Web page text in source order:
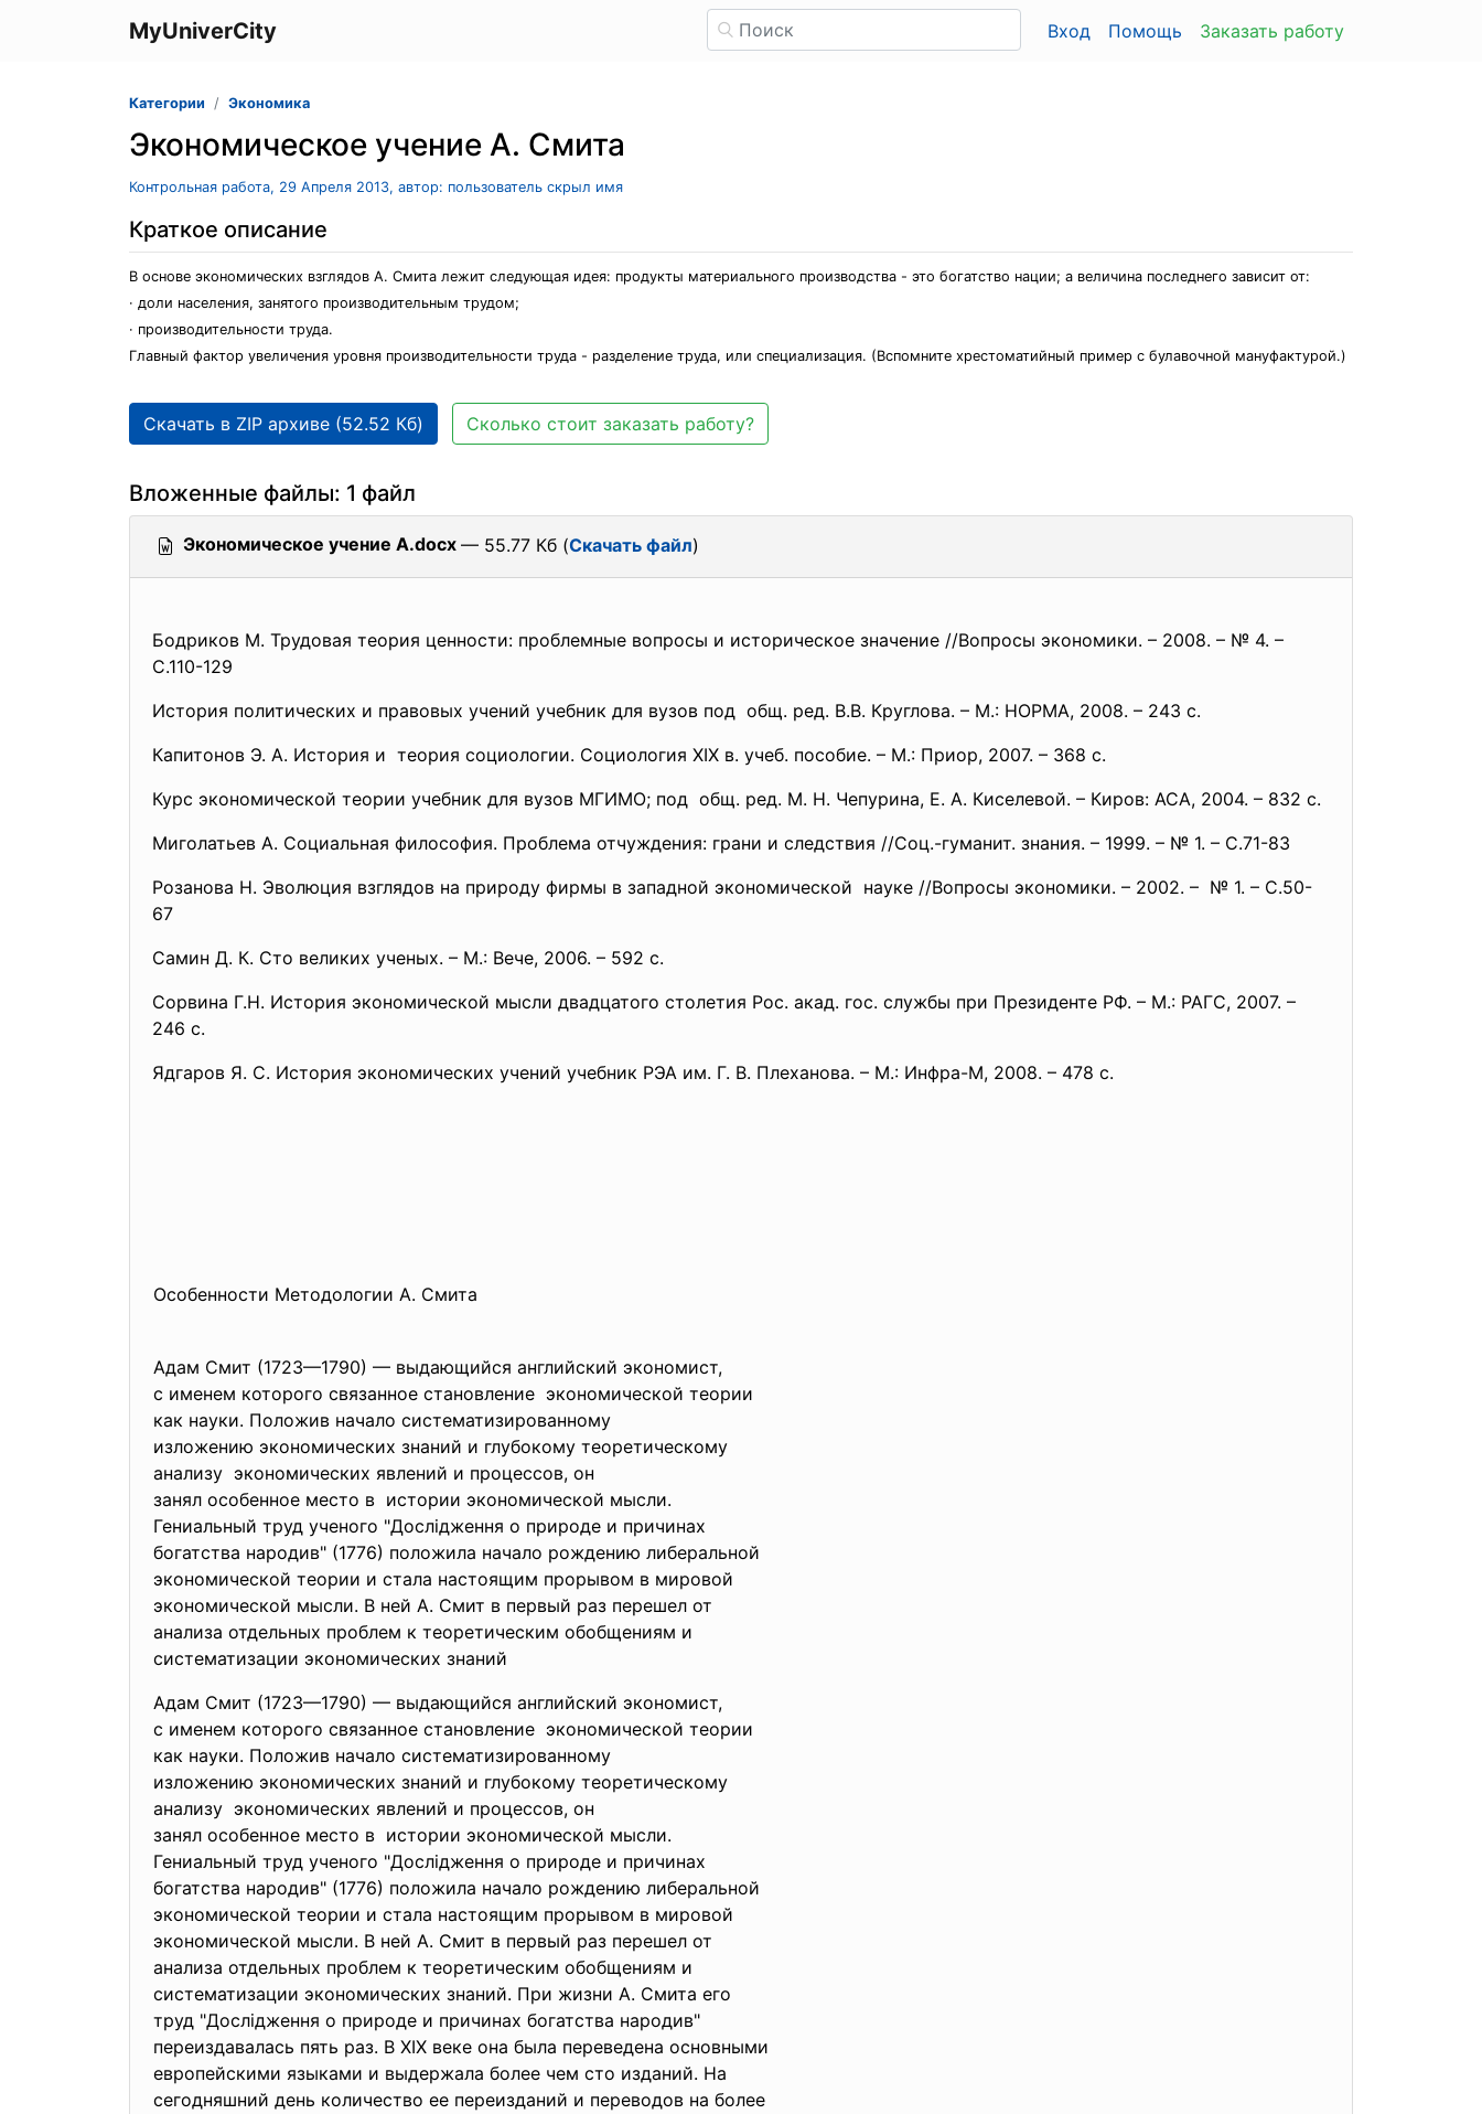
MyUniverCity Вход Помощь Заказать работу
Категории Экономика
Экономическое учение А. Смита
Контрольная работа, 29 Апреля 2013, автор: пользователь скрыл имя
Краткое описание
В основе экономических взглядов А. Смита лежит следующая идея: продукты материального производства - это богатство нации; а величина последнего зависит от:
· доли населения, занятого производительным трудом;
· производительности труда.
Главный фактор увеличения уровня производительности труда - разделение труда, или специализация. (Вспомните хрестоматийный пример с булавочной мануфактурой.)
Скачать в ZIP архиве (52.52 Кб) Сколько стоит заказать работу?
Вложенные файлы: 1 файл
Экономическое учение А.docx — 55.77 Кб (Скачать файл)
Бодриков М. Трудовая теория ценности: проблемные вопросы и историческое значение //Вопросы экономики. – 2008. – № 4. –
С.110-129
История политических и правовых учений учебник для вузов под общ. ред. В.В. Круглова. – М.: НОРМА, 2008. – 243 с.
Капитонов Э. А. История и теория социологии. Социология XIX в. учеб. пособие. – М.: Приор, 2007. – 368 с.
Курс экономической теории учебник для вузов МГИМО; под общ. ред. М. Н. Чепурина, Е. А. Киселевой. – Киров: АСА, 2004. – 832 с.
Миголатьев А. Социальная философия. Проблема отчуждения: грани и следствия //Соц.-гуманит. знания. – 1999. – № 1. – С.71-83
Розанова Н. Эволюция взглядов на природу фирмы в западной экономической науке //Вопросы экономики. – 2002. – № 1. – С.50-
67
Самин Д. К. Сто великих ученых. – М.: Вече, 2006. – 592 с.
Сорвина Г.Н. История экономической мысли двадцатого столетия Рос. акад. гос. службы при Президенте РФ. – М.: РАГС, 2007. –
246 с.
Ядгаров Я. С. История экономических учений учебник РЭА им. Г. В. Плеханова. – М.: Инфра-М, 2008. – 478 с.
Особенности Методологии А. Смита
Адам Смит (1723—1790) — выдающийся английский экономист,
с именем которого связанное становление экономической теории
как науки. Положив начало систематизированному
изложению экономических знаний и глубокому теоретическому
анализу экономических явлений и процессов, он
занял особенное место в истории экономической мысли.
Гениальный труд ученого "Дослідження о природе и причинах
богатства народив" (1776) положила начало рождению либеральной
экономической теории и стала настоящим прорывом в мировой
экономической мысли. В ней А. Смит в первый раз перешел от
анализа отдельных проблем к теоретическим обобщениям и
систематизации экономических знаний
Адам Смит (1723—1790) — выдающийся английский экономист,
с именем которого связанное становление экономической теории
как науки. Положив начало систематизированному
изложению экономических знаний и глубокому теоретическому
анализу экономических явлений и процессов, он
занял особенное место в истории экономической мысли.
Гениальный труд ученого "Дослідження о природе и причинах
богатства народив" (1776) положила начало рождению либеральной
экономической теории и стала настоящим прорывом в мировой
экономической мысли. В ней А. Смит в первый раз перешел от
анализа отдельных проблем к теоретическим обобщениям и
систематизации экономических знаний. При жизни А. Смита его
труд "Дослідження о природе и причинах богатства народив"
переиздавалась пять раз. В XIX веке она была переведена основными
европейскими языками и выдержала более чем сто изданий. На
сегодняшний день количество ее переизданий и переводов на более